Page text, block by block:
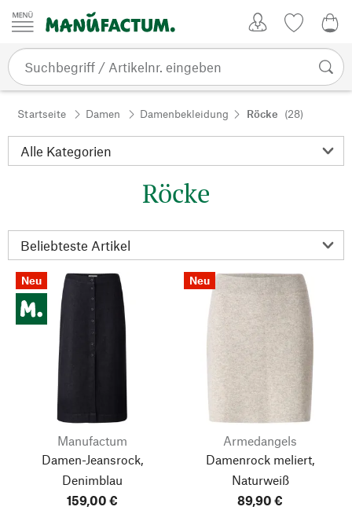
Zum Inhalt springen
Startseite Damen Damenbekleidung Röcke (28)
Röcke
Neu
Manufactum
Damen-Jeansrock,
Denimblau
159,00 €
Neu
Armedangels
Damenrock meliert,
Naturweiß
89,90 €